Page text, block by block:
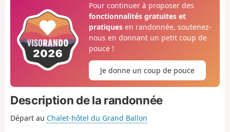
Pour continuer à proposer des
fonctionnalités gratuites et
pratiquesen randonnée, soutenez-
nous en donnant un petit coup de
pouce !
Je donne un coup de pouce
Description de la randonnée
Départ au Chalet-hôtel du Grand Ballon